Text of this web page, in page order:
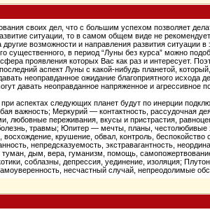
своих дел, что с большим успехом позволяет
ситуации, то в самом общем виде не
возможности и направления развития ситуации в
существенного, в период “Луны без курса” можно
проявления которых Вас как раз и интересует.
аспект Луны с какой-нибудь планетой,
неоправданное ожидание благоприятного
давать неоправданное напряженное и
аспектах следующих планет будут по инерции
важность; Меркурий — контактность, рассудочная
любовные переживания, вкусы и пристрастия,
травмы; Юпитер — мечты, планы,
крушение, обвал, контроль, беспокойство
непредсказуемость, экстравагантность,
дым, вера, гуманизм, помощь,
соблазны, депрессия, уединение, изоляция;
несчастный случай, непреодолимые